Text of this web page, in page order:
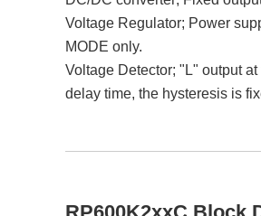
Voltage Regulator; Power
MODE only.
Voltage Detector; "L" output
delay time, the hysteresis is